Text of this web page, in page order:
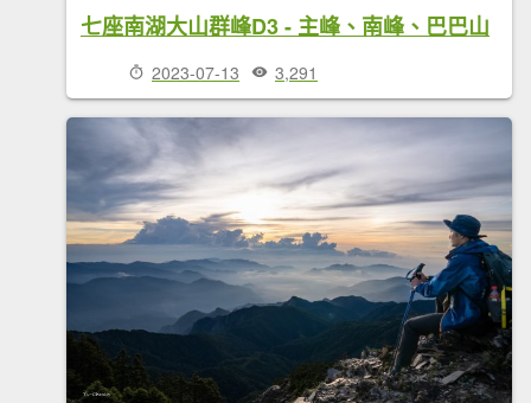
七座南湖大山群峰D3 - 主峰、南峰、巴巴山
2023-07-13 3,291